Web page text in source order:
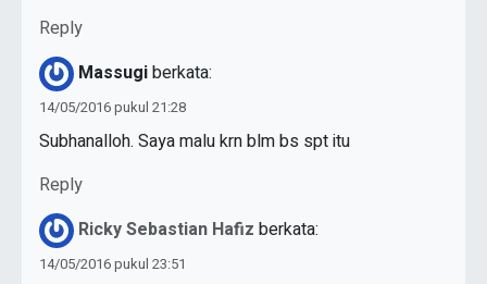
Reply
Massugiberkata:
14/05/2016 pukul 21:28
Subhanalloh. Saya malu krn blm bs spt itu
Reply
Ricky Sebastian Hafiz berkata:
14/05/2016 pukul 23:51